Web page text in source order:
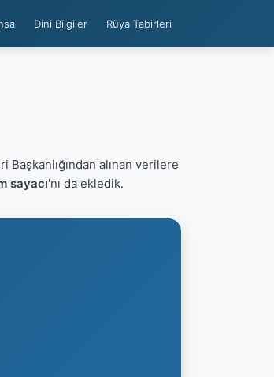
Dini Bilgiler Rüya Tabirleri
Başkanlığından alınan verilere
sayacı'nı da ekledik.